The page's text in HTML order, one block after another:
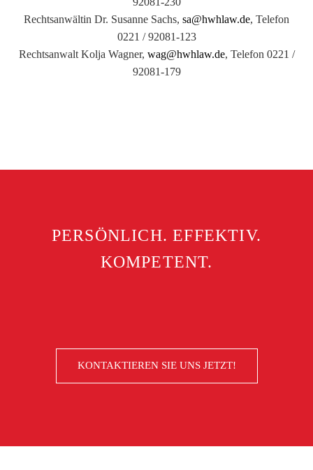
Die Rechtsanwälte der Kanzlei Hecker Werner
Himmelreich zählen zu den renommiertesten Juristen
Deutschlands. Dies basiert auf einer Erhebung der
Zeitung Handelsblatt, die in Zusammenarbeit mit
Anwält*innen nach der Reputation von
Frank Siegburg von Hecker Werner Himmelreich
werden seit 2016 durchgehend bis heute im Fachgebiet
Baurecht in die Liste der insgesamt 50 besten
Rechtsanwältin Dr. Susanne Sachs, sa@hwhlaw.de, Telefon
0221 / 92081-123
Rechtsanwalt Kolja Wagner, wag@hwhlaw.de, Telefon 0221 /
92081-179
PERSÖNLICH. EFFEKTIV.
KOMPETENT.
KONTAKTIEREN SIE UNS JETZT!